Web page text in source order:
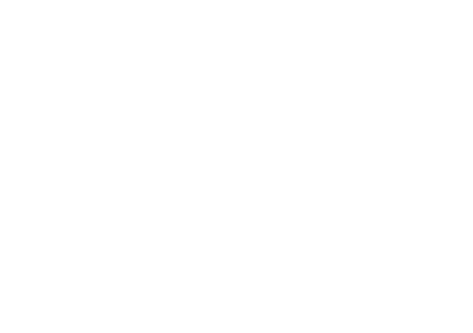
круглым стеклом и вентрешёткой.